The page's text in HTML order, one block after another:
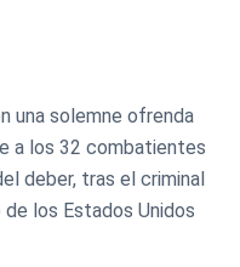
una solemne ofrenda
a los 32 combatientes
deber, tras el criminal
los Estados Unidos